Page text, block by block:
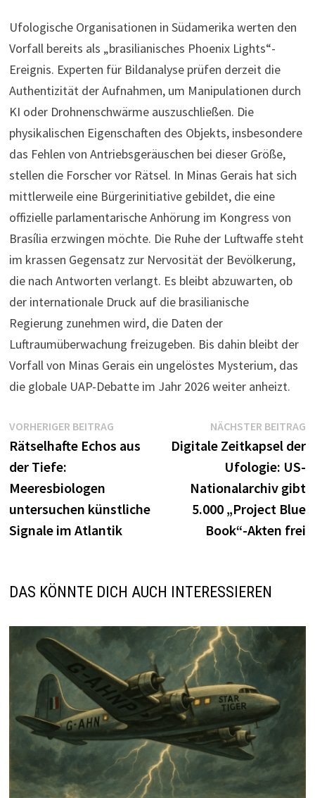
Ufologische Organisationen in Südamerika werten den
Vorfall bereits als „brasilianisches Phoenix Lights“-
Ereignis. Experten für Bildanalyse prüfen derzeit die
Authentizität der Aufnahmen, um Manipulationen durch
KI oder Drohnenschwärme auszuschließen. Die
physikalischen Eigenschaften des Objekts, insbesondere
das Fehlen von Antriebsgeräuschen bei dieser Größe,
stellen die Forscher vor Rätsel. In Minas Gerais hat sich
mittlerweile eine Bürgerinitiative gebildet, die eine
offizielle parlamentarische Anhörung im Kongress von
Brasília erzwingen möchte. Die Ruhe der Luftwaffe steht
im krassen Gegensatz zur Nervosität der Bevölkerung,
die nach Antworten verlangt. Es bleibt abzuwarten, ob
der internationale Druck auf die brasilianische
Regierung zunehmen wird, die Daten der
Luftraumüberwachung freizugeben. Bis dahin bleibt der
Vorfall von Minas Gerais ein ungelöstes Mysterium, das
die globale UAP-Debatte im Jahr 2026 weiter anheizt.
Beitragsnavigation
VORHERIGER BEITRAG
Beitrag:
Rätselhafte Echos aus
der Tiefe:
Meeresbiologen
untersuchen künstliche
Signale im Atlantik
NÄCHSTER BEITRAG
Digitale Zeitkapsel der
Ufologie: US-
Nationalarchiv gibt
5.000 „Project Blue
Book“-Akten frei
DAS KÖNNTE DICH AUCH INTERESSIEREN